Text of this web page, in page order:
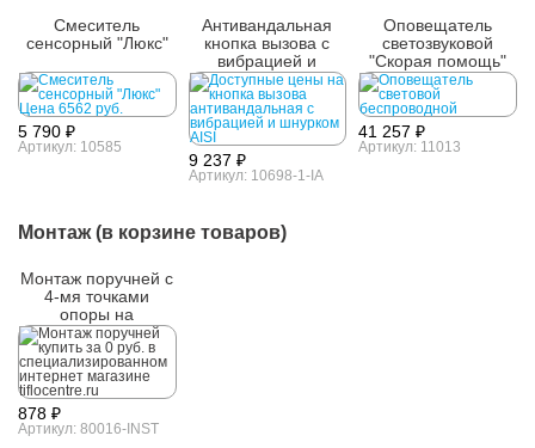
Смеситель
сенсорный "Люкс"
5 790 ₽
Артикул: 10585
Антивандальная
кнопка вызова с
вибрацией и
шнурком AISI 304
9 237 ₽
Артикул: 10698-1-IA
Оповещатель
светозвуковой
"Скорая помощь"
41 257 ₽
Артикул: 11013
Монтаж (в корзине товаров)
Монтаж поручней с
4-мя точками
опоры на
поверхность
керамогранита
878 ₽
Артикул: 80016-INST